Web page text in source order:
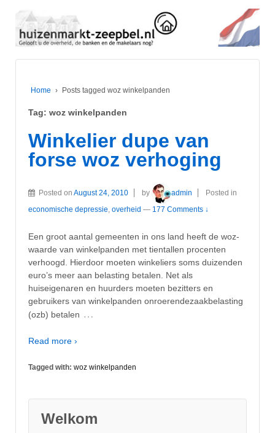
Home › Posts tagged woz winkelpanden
Tag: woz winkelpanden
Winkelier dupe van
forse woz verhoging
Posted on August 24, 2010 by admin
Posted in
economische depressie, overheid — 177 Comments ↓
Een groot aantal gemeenten in ons land heeft de woz-
waarde van winkelpanden met tientallen procenten
verhoogd. Hierdoor moeten winkeliers soms duizenden
euro’s meer aan belasting betalen. Net als
huiseigenaren en huurders moeten bezitters en
gebruikers van winkelpanden onroerendezaakbelasting
(ozb) betalen …
Read more ›
Tagged with: woz winkelpanden
Welkom